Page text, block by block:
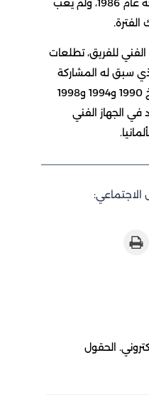
أصيلا في المونديال منذ نسخة عام 1986، ولم يغب
للفريق، تطلعات
سبق له المشاركة
في المونديال كلاعب في نسخ 1990 و1994 و1998
في الجهاز الفني
الاجتماعي:
Print this Page
الحقول